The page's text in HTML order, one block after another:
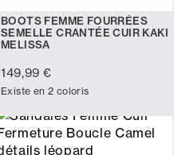
BOOTS FEMME FOURRÉES
SEMELLE CRANTÉE CUIR KAKI
MELISSA
149,99 €
Existe en 2 coloris